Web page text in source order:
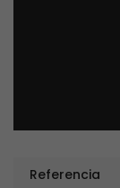
Referencia